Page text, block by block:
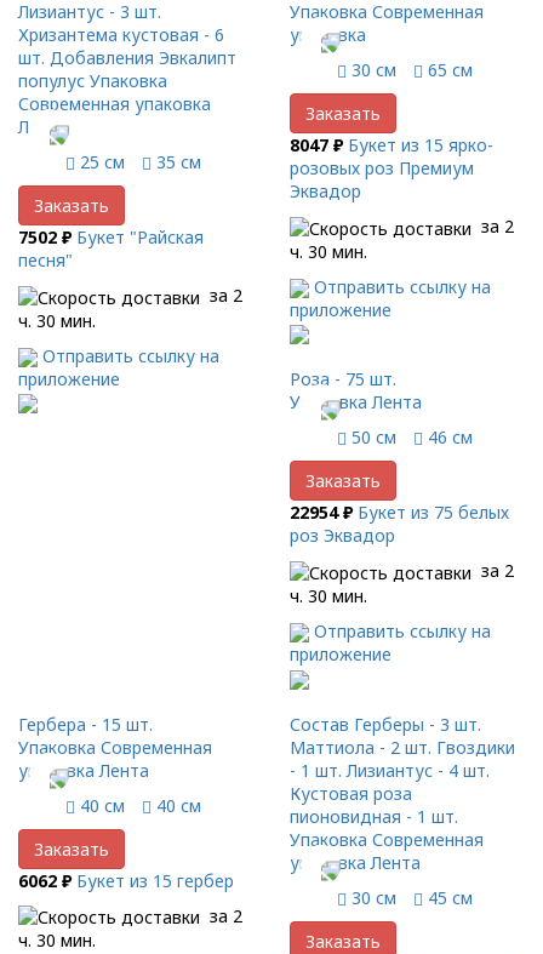
Лизиантус - 3 шт.
Хризантема кустовая - 6
шт. Добавления Эвкалипт
популус Упаковка
Современная упаковка
Лента
25 см
35 см
Заказать
7502 ₽ Букет "Райская
песня"
за 2
ч. 30 мин.
Отправить ссылку на
приложение
Упаковка Современная
упаковка
30 см
65 см
Заказать
8047 ₽ Букет из 15 ярко-
розовых роз Премиум
Эквадор
за 2
ч. 30 мин.
Отправить ссылку на
приложение
Роза - 75 шт.
Упаковка Лента
50 см
46 см
Заказать
22954 ₽ Букет из 75 белых
роз Эквадор
за 2
ч. 30 мин.
Отправить ссылку на
приложение
Гербера - 15 шт.
Упаковка Современная
упаковка Лента
40 см
40 см
Заказать
6062 ₽ Букет из 15 гербер
за 2
ч. 30 мин.
Состав Герберы - 3 шт.
Маттиола - 2 шт. Гвоздики
- 1 шт. Лизиантус - 4 шт.
Кустовая роза
пионовидная - 1 шт.
Упаковка Современная
упаковка Лента
30 см
45 см
Заказать